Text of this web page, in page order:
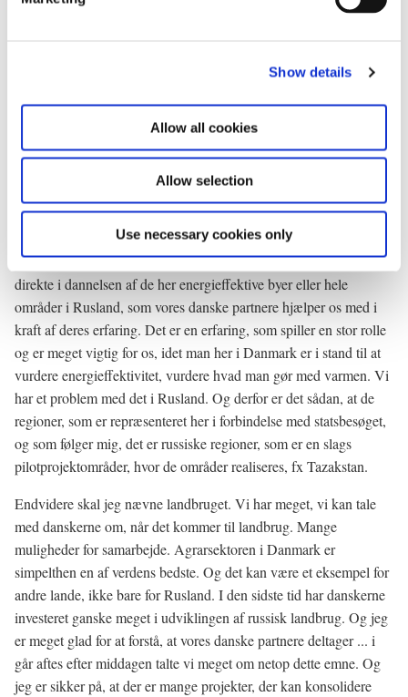
Show details
Allow all cookies
Allow selection
Use necessary cookies only
danske investeringer i vores land. Danmark investerer ca. 1 mia.
dollars om året i Rusland. Jeg kan ikke sige, at det er et gigantisk
investeringsniveau, men det er en rigtig god start. Og de
investeringer, det er investeringer inden for det medicinske og
forbindelse med vores forhandlinger, og vi nåede frem til enighed
om, at netop det område er vigtigt for os. Det er meget klart for os
hvorfor. Sagen er den, at vores danske partnere, de deltager
direkte i dannelsen af de her energieffektive byer eller hele
områder i Rusland, som vores danske partnere hjælper os med i
kraft af deres erfaring. Det er en erfaring, som spiller en stor rolle
og er meget vigtig for os, idet man her i Danmark er i stand til at
vurdere energieffektivitet, vurdere hvad man gør med varmen. Vi
har et problem med det i Rusland. Og derfor er det sådan, at de
regioner, som er repræsenteret her i forbindelse med statsbesøget,
og som følger mig, det er russiske regioner, som er en slags
pilotprojektområder, hvor de områder realiseres, fx Tazakstan.
Endvidere skal jeg nævne landbruget. Vi har meget, vi kan tale
med danskerne om, når det kommer til landbrug. Mange
muligheder for samarbejde. Agrarsektoren i Danmark er
simpelthen en af verdens bedste. Og det kan være et eksempel for
andre lande, ikke bare for Rusland. I den sidste tid har danskerne
investeret ganske meget i udviklingen af russisk landbrug. Og jeg
er meget glad for at forstå, at vores danske partnere deltager ... i
går aftes efter middagen talte vi meget om netop dette emne. Og
jeg er sikker på, at der er mange projekter, der kan konsolidere